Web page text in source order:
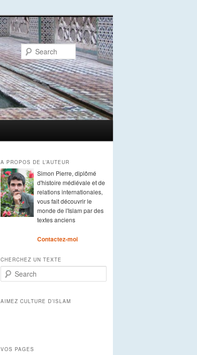
Search
A PROPOS DE L’AUTEUR
Simon Pierre, diplômé
d'histoire médiévale et de
relations internationales,
vous fait découvrir le
monde de l'Islam par des
textes anciens
Contactez-moi
CHERCHEZ UN TEXTE
Search
AIMEZ CULTURE D’ISLAM
VOS PAGES